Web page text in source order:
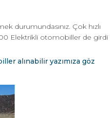
durumundasınız. Çok hızlı
Elektrikli otomobiller de girdi
alınabilir yazımıza göz